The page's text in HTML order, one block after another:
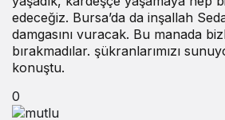
edeceğiz. Bursa’da da inşallah
damgasını vuracak. Bu manada
bırakmadılar. şükranlarımızı
konuştu.
0